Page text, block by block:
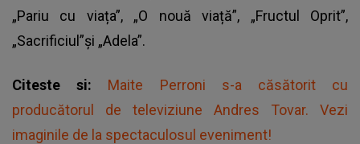
„Pariu cu viața”, „O nouă viață”, „Fructul Oprit”,
„Sacrificiul”și „Adela”.
Citeste si: Maite Perroni s-a căsătorit cu
producătorul de televiziune Andres Tovar. Vezi
imaginile de la spectaculosul eveniment!